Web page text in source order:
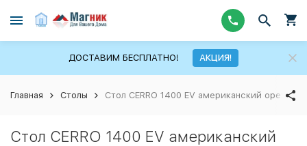
ДОСТАВИМ БЕСПЛАТНО! АКЦИЯ!
Главная Столы Стол CERRO 1400 EV американский орех
Стол CERRO 1400 EV американский